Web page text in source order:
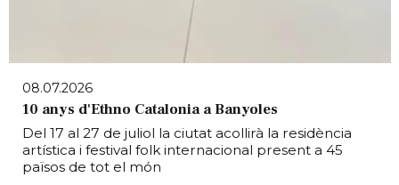
08.07.2026
10 anys d'Ethno Catalonia a Banyoles
Del 17 al 27 de juliol la ciutat acollirà la residència
artística i festival folk internacional present a 45
països de tot el món